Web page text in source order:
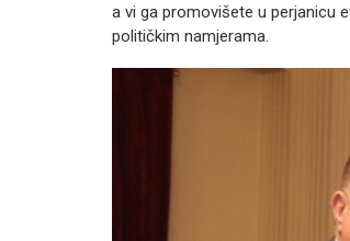
a vi ga promovišete u perjanicu
političkim namjerama.